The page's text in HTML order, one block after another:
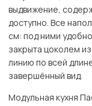
выдвижение,
доступно. Все
см: под ними
закрыта цоколем
линию по всей
завершённый вид.
Модульная кухня